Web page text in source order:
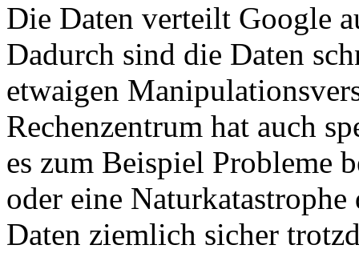
Die Daten verteilt Google
Dadurch sind die Daten
etwaigen
Rechenzentrum hat auch
es zum Beispiel Probleme
oder eine
Daten ziemlich sicher